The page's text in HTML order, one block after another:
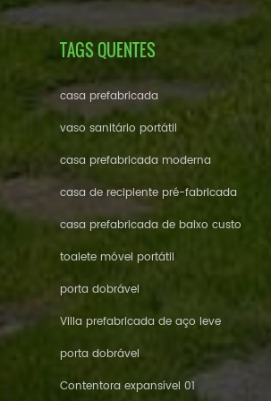
TAGS QUENTES
casa prefabricada
vaso sanitário portátil
casa prefabricada moderna
casa de recipiente pré-fabricada
casa prefabricada de baixo custo
toalete móvel portátil
porta dobrável
Villa prefabricada de aço leve
porta dobrável
Contentora expansível 01